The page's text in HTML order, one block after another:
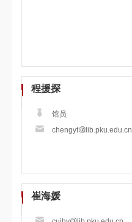
程援探
馆员
chengyt
lib.pku.edu.cn
崔海媛